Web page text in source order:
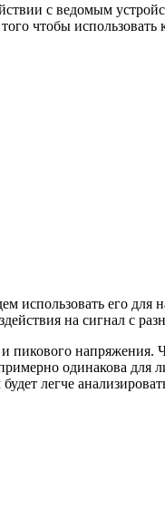
с ведомым
чтобы
использовать его
на сигнал с
напряжения.
одинакова
легче